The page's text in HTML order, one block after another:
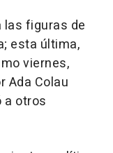
las figuras de
esta última,
viernes,
Ada Colau
a otros